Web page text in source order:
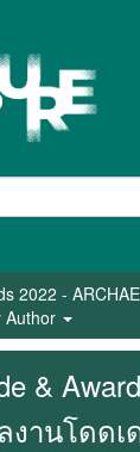
2022 -
&
งานโดด